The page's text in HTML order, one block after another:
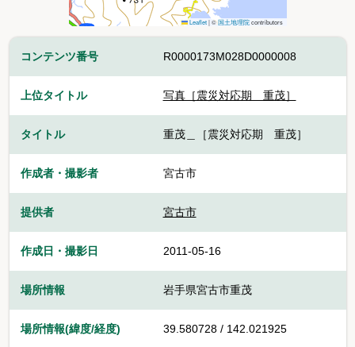
Leaflet |©国土地理院contributors
コンテンツ番号 R0000173M028D0000008
上位タイトル 写真［震災対応期 重茂］
タイトル 重茂＿［震災対応期 重茂］
作成者・撮影者 宮古市
提供者 宮古市
作成日・撮影日 2011-05-16
場所情報 岩手県宮古市重茂
場所情報(緯度/経度) 39.580728 / 142.021925